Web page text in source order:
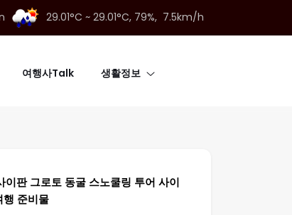
29.01°C ~ 29.01°C, 79%, 7.5km/h
여행사Talk 생활정보
이판 그로토 동굴 스노쿨링 투어 사이
행 준비물